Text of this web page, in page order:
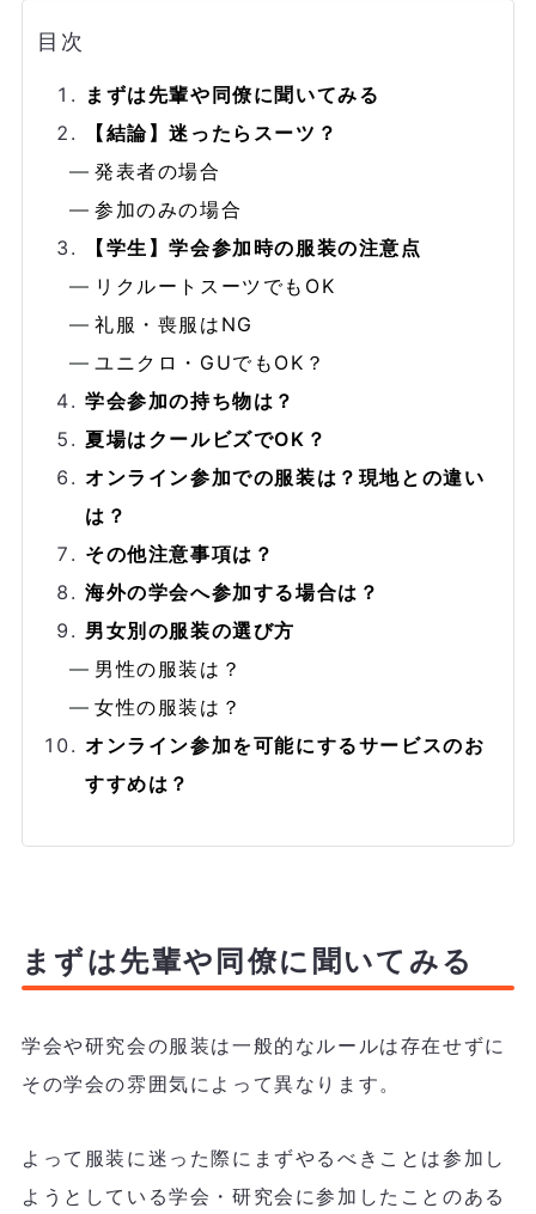
目次
まずは先輩や同僚に聞いてみる
【結論】迷ったらスーツ？
発表者の場合
参加のみの場合
【学生】学会参加時の服装の注意点
リクルートスーツでもOK
礼服・喪服はNG
ユニクロ・GUでもOK？
学会参加の持ち物は？
夏場はクールビズでOK？
オンライン参加での服装は？現地との違い
は？
その他注意事項は？
海外の学会へ参加する場合は？
男女別の服装の選び方
男性の服装は？
女性の服装は？
オンライン参加を可能にするサービスのお
すすめは？
まずは先輩や同僚に聞いてみる
学会や研究会の服装は一般的なルールは存在せずに
その学会の雰囲気によって異なります。
よって服装に迷った際にまずやるべきことは参加し
ようとしている学会・研究会に参加したことのある